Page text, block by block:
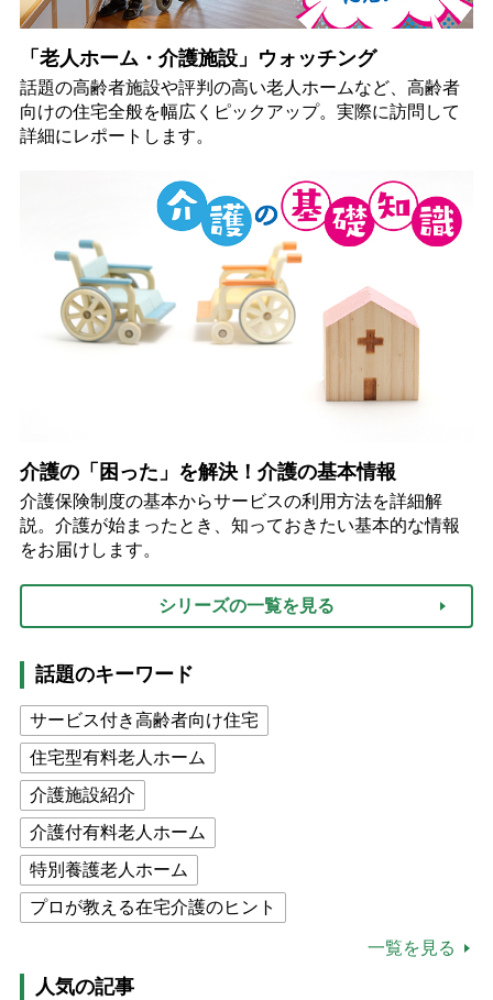
「老人ホーム・介護施設」ウォッチング
話題の高齢者施設や評判の高い老人ホームなど、高齢者
向けの住宅全般を幅広くピックアップ。実際に訪問して
詳細にレポートします。
介護の「困った」を解決！介護の基本情報
介護保険制度の基本からサービスの利用方法を詳細解
説。介護が始まったとき、知っておきたい基本的な情報
をお届けします。
シリーズの一覧を見る
話題のキーワード
サービス付き高齢者向け住宅
住宅型有料老人ホーム
介護施設紹介
介護付有料老人ホーム
特別養護老人ホーム
プロが教える在宅介護のヒント
高木ブー
ケアマネジャー
一覧を見る
人気の記事